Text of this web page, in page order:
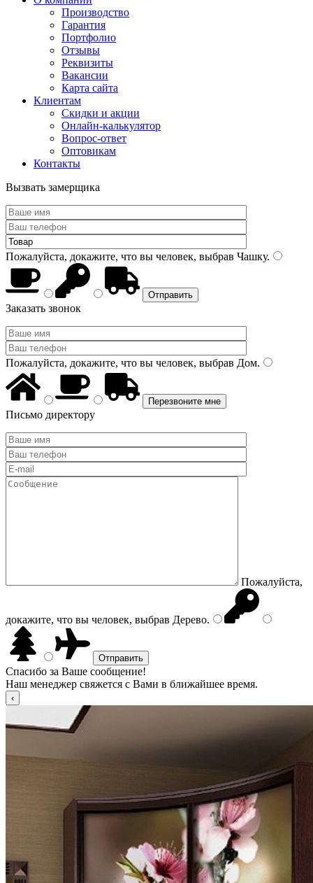
Производство
Гарантия
Портфолио
Отзывы
Реквизиты
Вакансии
Карта сайта
Клиентам
Скидки и акции
Онлайн-калькулятор
Вопрос-ответ
Оптовикам
Контакты
Вызвать замерщика
Пожалуйста, докажите, что вы человек, выбрав Чашку.
Заказать звонок
Пожалуйста, докажите, что вы человек, выбрав Дом.
Письмо директору
Пожалуйста,
докажите, что вы человек, выбрав Дерево.
Спасибо за Ваше сообщение!
Наш менеджер свяжется с Вами в ближайшее время.